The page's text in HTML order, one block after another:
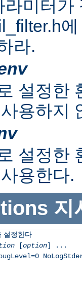
라미터가
라.
설정한
용하지
설정한
용한다.
지
설정한다
[option] ...